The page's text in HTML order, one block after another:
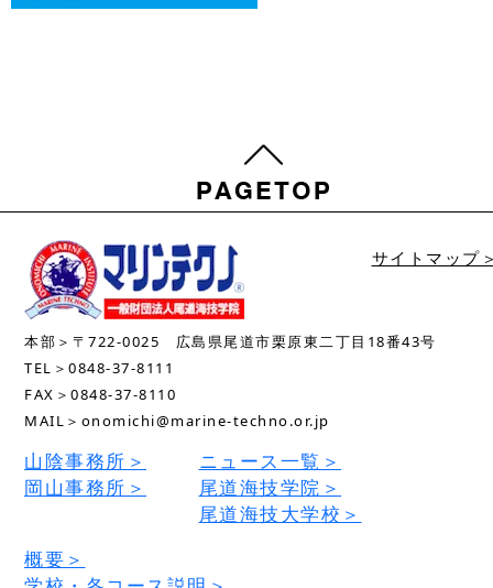
サイトマップ
本部＞〒722-0025 広島県尾道市栗原東二丁目18番43号
TEL＞0848-37-8111
FAX＞0848-37-8110
MAIL＞onomichi@marine-techno.or.jp
山陰事務所＞
岡山事務所＞
ニュース一覧＞
尾道海技学院＞
尾道海技大学校＞
概要＞